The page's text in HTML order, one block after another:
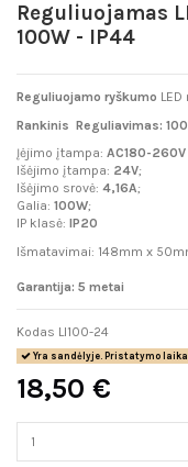
Reguliuojamas
100W - IP44
Reguliuojamo ryškumo
Rankinis Reguliavimas:
Įėjimo įtampa: AC180-260V
Išėjimo įtampa: 24V;
Išėjimo srovė: 4,16A;
Galia: 100W;
IP klasė: IP20
Išmatavimai: 148mm x
Garantija: 5 metai
Kodas LI100-24
Yra sandėlyje. Pristatymo
18,50 €